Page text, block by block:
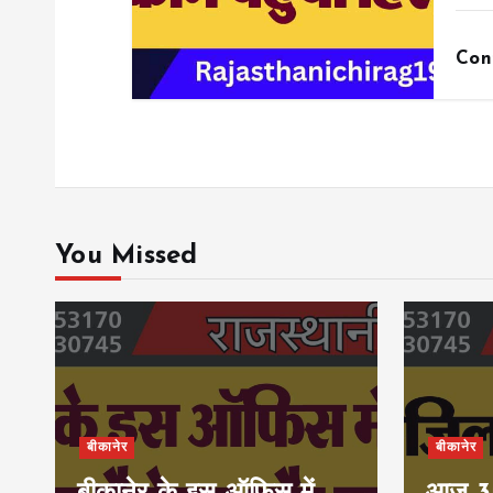
You Missed
बीकानेर बीकानेर